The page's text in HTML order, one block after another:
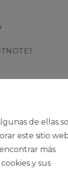
de ellas
este sitio
más
y sus